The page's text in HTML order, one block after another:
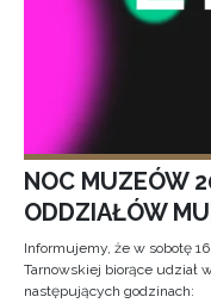
NOC MUZEÓW
ODDZIAŁÓW
Informujemy, że w sobotę
Tarnowskiej biorące udział
następujących godzinach: